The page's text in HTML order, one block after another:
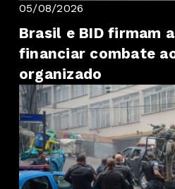
05/08/2026
Brasil e BID firmam
financiar combate
organizado